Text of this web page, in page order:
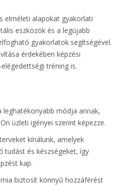
elméleti alapokat gyakorlati
eszközök és a legújabb
gyakorlatok segítségével.
érdekében képzési
tréning is.
leghatékonyabb módja annak,
üzleti igényei szerint képezze.
kínálunk, amelyek
tudást és készségeket, így
kap.
biztosít könnyű hozzáférést